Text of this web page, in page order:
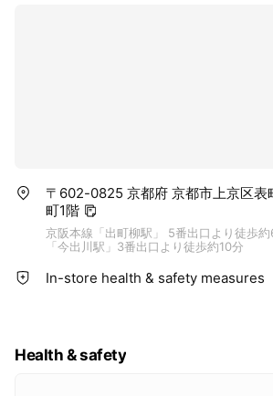
〒602-0825 京都府 京都市上京区表
町1階
京阪本線「出町柳駅」 5番出口より徒歩
「今出川駅」3番出口より徒歩約10分
In-store health & safety measures
Health & safety